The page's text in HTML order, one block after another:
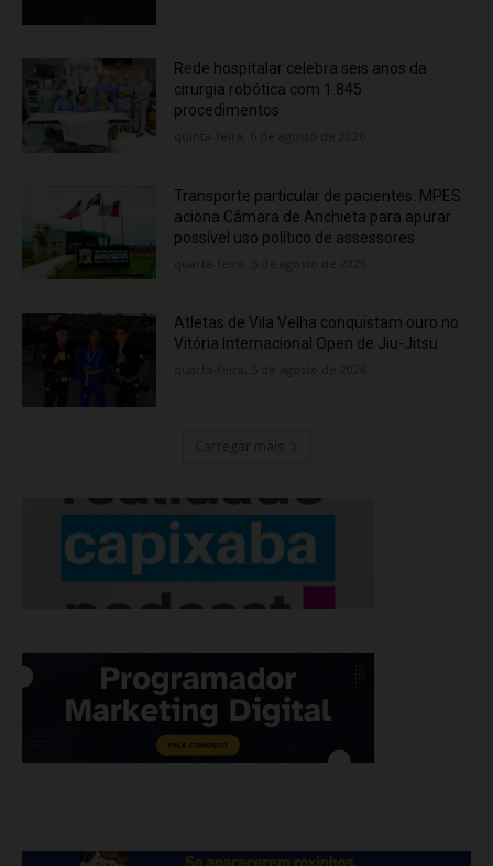
Rede hospitalar celebra seis anos da
cirurgia robótica com 1.845
procedimentos
Transporte particular de pacientes: MPES
aciona Câmara de Anchieta para apurar
possível uso político de assessores
Atletas de Vila Velha conquistam ouro no
Vitória Internacional Open de Jiu-Jitsu